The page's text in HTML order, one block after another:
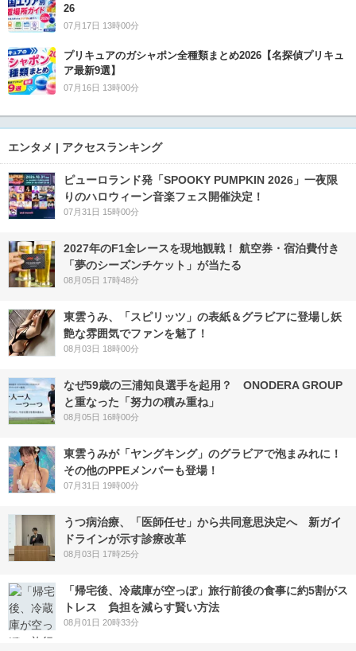
26
07月17日 13時00分
プリキュアのガシャポン全種類まとめ2026【名探偵プリキュ
ア最新9選】
07月16日 13時00分
エンタメ | アクセスランキング
ピューロランド発「SPOOKY PUMPKIN 2026」一夜限
りのハロウィーン音楽フェス開催決定！
07月31日 15時00分
2027年のF1全レースを現地観戦！ 航空券・宿泊費付き
「夢のシーズンチケット」が当たる
08月05日 17時48分
東雲うみ、「スピリッツ」の表紙＆グラビアに登場し妖
艶な雰囲気でファンを魅了！
08月03日 18時00分
なぜ59歳の三浦知良選手を起用？ ONODERA GROUP
と重なった「努力の積み重ね」
08月05日 16時00分
東雲うみが「ヤングキング」のグラビアで泡まみれに！
その他のPPEメンバーも登場！
07月31日 19時00分
うつ病治療、「医師任せ」から共同意思決定へ 新ガイ
ドラインが示す診療改革
08月03日 17時25分
「帰宅後、冷蔵庫が空っぽ」旅行前後の食事に約5割がス
トレス 負担を減らす賢い方法
08月01日 20時33分